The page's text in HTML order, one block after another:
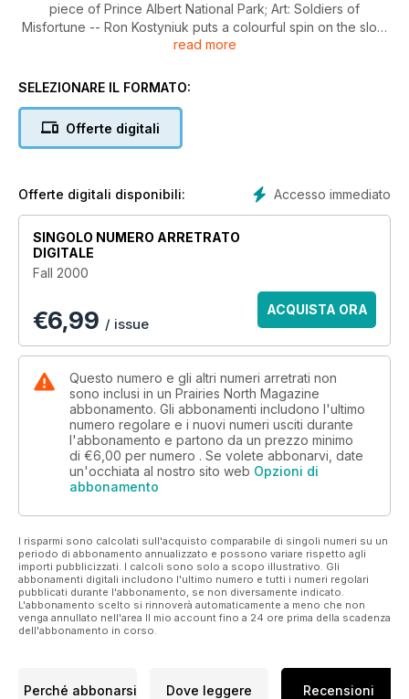
piece of Prince Albert National Park; Art: Soldiers of
Misfortune -- Ron Kostyniuk puts a colourful spin on the slow
demise of the once common prairie elevator; Winners: Sunset
famous setting sun; Palaeontology: The Carrot River
gives up a few secrets and provokes a few questions;
Recreation: Roll Along, Covered Wagon -- Wagon and horse
One man's unquenchable dream to build Saskatchewan's
read more
SELEZIONARE IL FORMATO:
Offerte digitali
Accesso immediato
Offerte digitali disponibili:
SINGOLO NUMERO ARRETRATO
DIGITALE
Fall 2000
€6,99 / issue
ACQUISTA ORA
Questo numero e gli altri numeri arretrati non
sono inclusi in un Prairies North Magazine
abbonamento. Gli abbonamenti includono l'ultimo
numero regolare e i nuovi numeri usciti durante
l'abbonamento e partono da un prezzo minimo
di €6,00 per numero . Se volete abbonarvi, date
un'occhiata al nostro sito web Opzioni di
abbonamento
I risparmi sono calcolati sull'acquisto comparabile di singoli numeri su un
periodo di abbonamento annualizzato e possono variare rispetto agli
importi pubblicizzati. I calcoli sono solo a scopo illustrativo. Gli
abbonamenti digitali includono l'ultimo numero e tutti i numeri regolari
pubblicati durante l'abbonamento, se non diversamente indicato.
L'abbonamento scelto si rinnoverà automaticamente a meno che non
venga annullato nell'area Il mio account fino a 24 ore prima della scadenza
dell'abbonamento in corso.
Perché abbonarsi Dove leggere Recensioni